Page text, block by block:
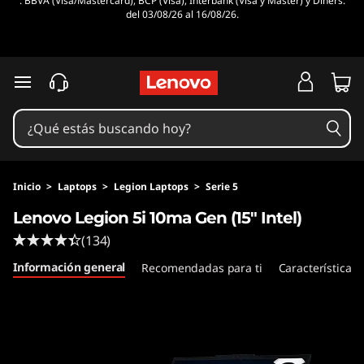
g
o
n
5
del 03/08/26 al 16/08/26.
Ir al contenido principal
Inicio > Laptops > Legion Laptops > Serie 5
Lenovo Legion 5i 10ma Gen (15" Intel)
(134)
Información general Recomendadas para ti Características